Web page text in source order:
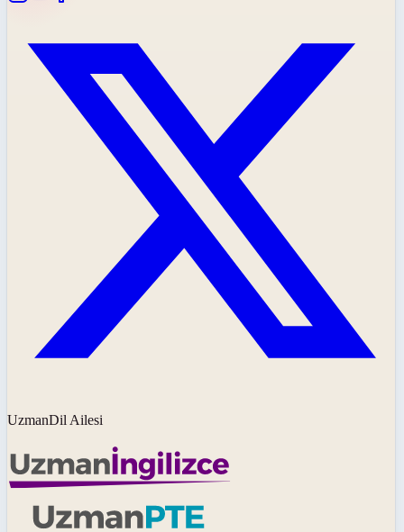
UzmanDil Ailesi